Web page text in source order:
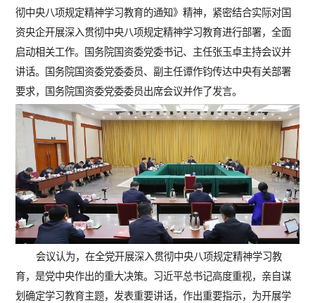
彻中央八项规定精神学习教育的通知》精神，紧密结合实际对国
资央企开展深入贯彻中央八项规定精神学习教育进行部署，全面
启动相关工作。国务院国资委党委书记、主任张玉卓主持会议并
讲话。国务院国资委党委委员、副主任谭作钧传达中央有关部署
要求，国务院国资委党委委员出席会议并作了发言。
会议认为，在全党开展深入贯彻中央八项规定精神学习教
育，是党中央作出的重大决策。习近平总书记高度重视，亲自谋
划确定学习教育主题，发表重要讲话，作出重要指示，为开展学